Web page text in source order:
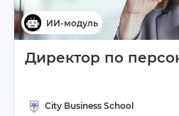
Директор по
City Business School